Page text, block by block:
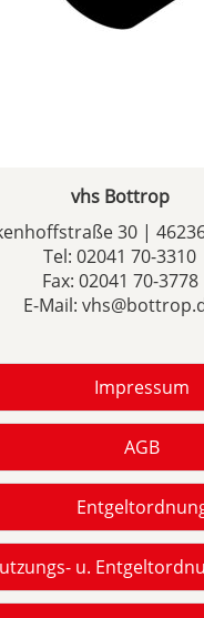
vhs Bottrop
30 |
Tel: 02041 70-3310
Fax: 02041 70-3778
E-Mail:
Impressum
AGB
u.